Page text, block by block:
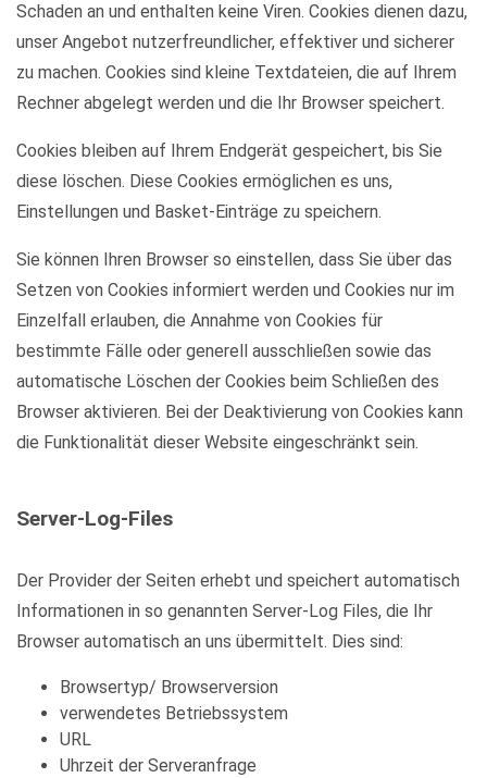
Schaden an und enthalten keine Viren. Cookies dienen dazu,
unser Angebot nutzerfreundlicher, effektiver und sicherer
zu machen. Cookies sind kleine Textdateien, die auf Ihrem
Rechner abgelegt werden und die Ihr Browser speichert.
Cookies bleiben auf Ihrem Endgerät gespeichert, bis Sie
diese löschen. Diese Cookies ermöglichen es uns,
Einstellungen und Basket-Einträge zu speichern.
Sie können Ihren Browser so einstellen, dass Sie über das
Setzen von Cookies informiert werden und Cookies nur im
Einzelfall erlauben, die Annahme von Cookies für
bestimmte Fälle oder generell ausschließen sowie das
automatische Löschen der Cookies beim Schließen des
Browser aktivieren. Bei der Deaktivierung von Cookies kann
die Funktionalität dieser Website eingeschränkt sein.
Server-Log-Files
Der Provider der Seiten erhebt und speichert automatisch
Informationen in so genannten Server-Log Files, die Ihr
Browser automatisch an uns übermittelt. Dies sind:
Browsertyp/ Browserversion
verwendetes Betriebssystem
URL
Uhrzeit der Serveranfrage